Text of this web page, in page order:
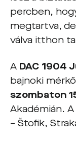
percben,
megtartva,
válva itthon
A DAC 1904
bajnoki
szombaton
Akadémián.
– Štofik,